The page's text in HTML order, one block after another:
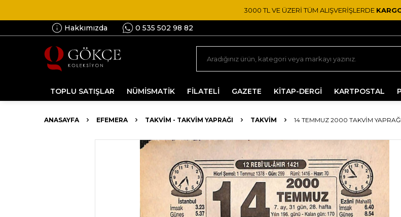
3000 TL VE ÜZERİ TÜM ALIŞVERİŞLERDE
Hakkımızda 0 535 502 98 82
TOPLU SATIŞLAR NÜMİSMATİK FİLATELİ GAZETE KİTAP-DERGİ KARTPOSTAL
ANASAYFA EFEMERA TAKVIM - TAKVIM YAPRAĞI TAKVIM 14 TEMMUZ 2000 TAKVIM